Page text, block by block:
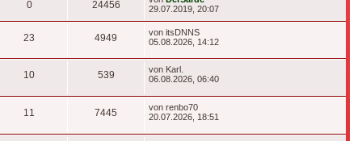
0Antworten 24456ZugriffeBeitrag
29.07.2019, 20:07
23 4949
Letzter
Beitrag
von itsDNNS
05.08.2026, 14:12
10Antworten 539Zugriffe
Letzter
Beitrag
von Karl.
06.08.2026, 06:40
11 7445 ZugriffeLetzter
Beitrag
von renbo70
20.07.2026, 18:51